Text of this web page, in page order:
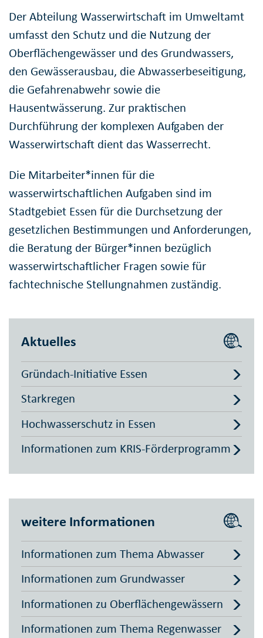
Der Abteilung Wasserwirtschaft im Umweltamt
umfasst den Schutz und die Nutzung der
Oberflächengewässer und des Grundwassers,
den Gewässerausbau, die Abwasserbeseitigung,
die Gefahrenabwehr sowie die
Hausentwässerung. Zur praktischen
Durchführung der komplexen Aufgaben der
Wasserwirtschaft dient das Wasserrecht.
Die Mitarbeiter*innen für die
wasserwirtschaftlichen Aufgaben sind im
Stadtgebiet Essen für die Durchsetzung der
gesetzlichen Bestimmungen und Anforderungen,
die Beratung der Bürger*innen bezüglich
wasserwirtschaftlicher Fragen sowie für
fachtechnische Stellungnahmen zuständig.
Aktuelles
Gründach-Initiative Essen
Starkregen
Hochwasserschutz in Essen
Informationen zum KRIS-Förderprogramm
weitere Informationen
Informationen zum Thema Abwasser
Informationen zum Grundwasser
Informationen zu Oberflächengewässern
Informationen zum Thema Regenwasser